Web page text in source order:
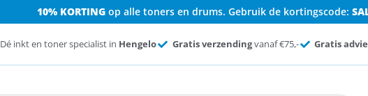
10% KORTINGop alle toners en drums. Gebruik de kortingscode:
Dé inkt en toner specialist in Hengelo Gratis verzendingvanaf €75,- Gratis